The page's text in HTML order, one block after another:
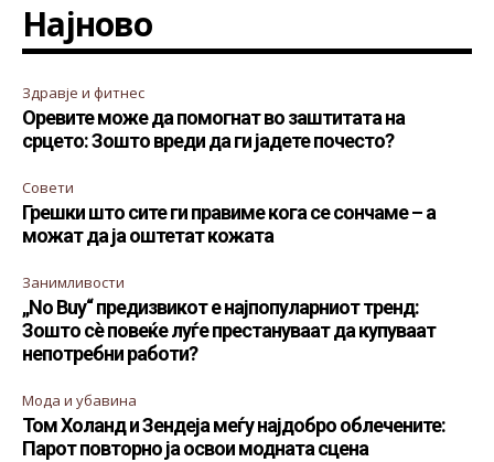
Најново
Здравје и фитнес
Оревите може да помогнат во заштитата на
срцето: Зошто вреди да ги јадете почесто?
Совети
Грешки што сите ги правиме кога се сончаме – а
можат да ја оштетат кожата
Занимливости
„No Buy“ предизвикот е најпопуларниот тренд:
Зошто сè повеќе луѓе престануваат да купуваат
непотребни работи?
Мода и убавина
Том Холанд и Зендеја меѓу најдобро облечените:
Парот повторно ја освои модната сцена